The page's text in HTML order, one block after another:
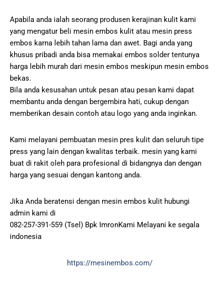
Apabila anda ialah seorang produsen kerajinan kulit kami
yang mengatur beli mesin embos kulit atau mesin press
embos karna lebih tahan lama dan awet. Bagi anda yang
khusus pribadi anda bisa memakai embos solder tentunya
harga lebih murah dari mesin embos meskipun mesin embos
bekas.
Bila anda kesusahan untuk pesan atau pesan kami dapat
membantu anda dengan bergembira hati, cukup dengan
memberikan desain contoh atau logo yang anda inginkan.
Kami melayani pembuatan mesin pres kulit dan seluruh tipe
press yang lain dengan kwalitas terbaik. mesin yang kami
buat di rakit oleh para profesional di bidangnya dan dengan
harga yang sesuai dengan kantong anda.
Jika Anda beratensi dengan mesin embos kulit hubungi
admin kami di
082-257-391-559 (Tsel) Bpk ImronKami Melayani ke segala
indonesia
https://mesinembos.com/